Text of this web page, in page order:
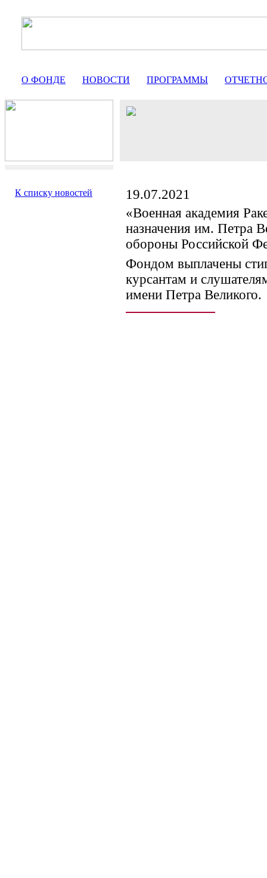
О ФОНДЕ НОВОСТИ ПРОГРАММЫ
К списку новостей
19.07.2021
«Военная академия
назначения им. Петра
обороны Российской
Фондом выплачены
курсантам и
имени Петра Великого.